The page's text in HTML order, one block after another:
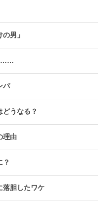
男」
……
パ
どうなる？
理由
？
落胆したワケ